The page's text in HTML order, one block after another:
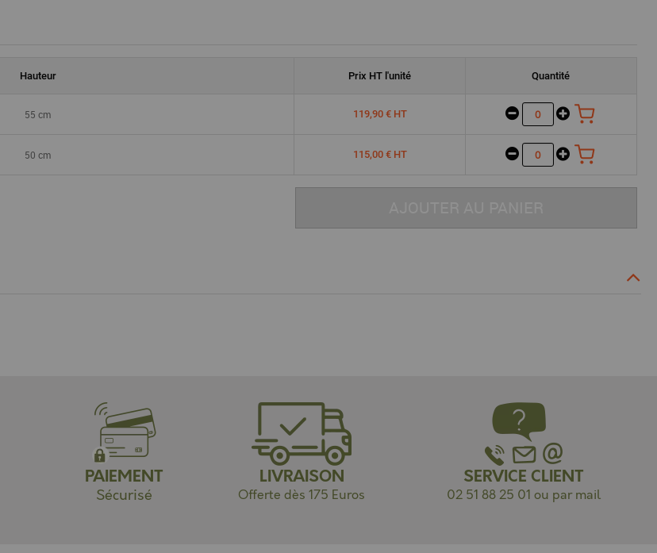
Hauteur Prix HT l'unité Quantité
55 cm 119,90 € HT
50 cm 115,00 € HT
PAIEMENT
Sécurisé
LIVRAISON
Offerte dès 175 Euros
SERVICE CLIENT
02 51 88 25 01 ou par mail